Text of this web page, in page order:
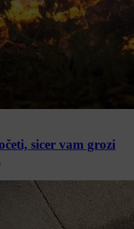
sicer vam grozi